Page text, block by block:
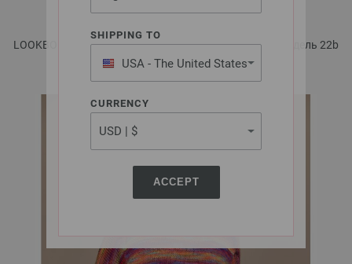
SHIPPING TO
USA - The United States
of America
CURRENCY
ACCEPT
LOOKBOOK No. 17 - инструкции на русском языке | Модель 22b